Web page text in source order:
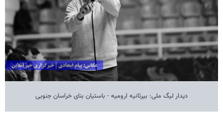
دیدار لیگ ملی: بیرثانیه ارومیه - باستیان بنای خراسان جنوبی